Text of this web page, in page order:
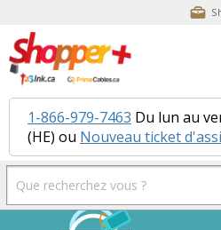
1-866-979-7463 Du lun au
(HE) ou Nouveau ticket